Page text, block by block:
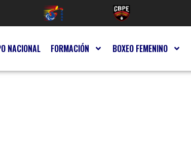
NACIONAL FORMACIÓN BOXEO FEMENINO